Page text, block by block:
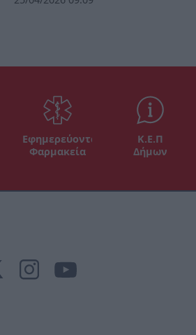
Εφημερεύοντα
Φαρμακεία
Κ.Ε.Π
Δήμων